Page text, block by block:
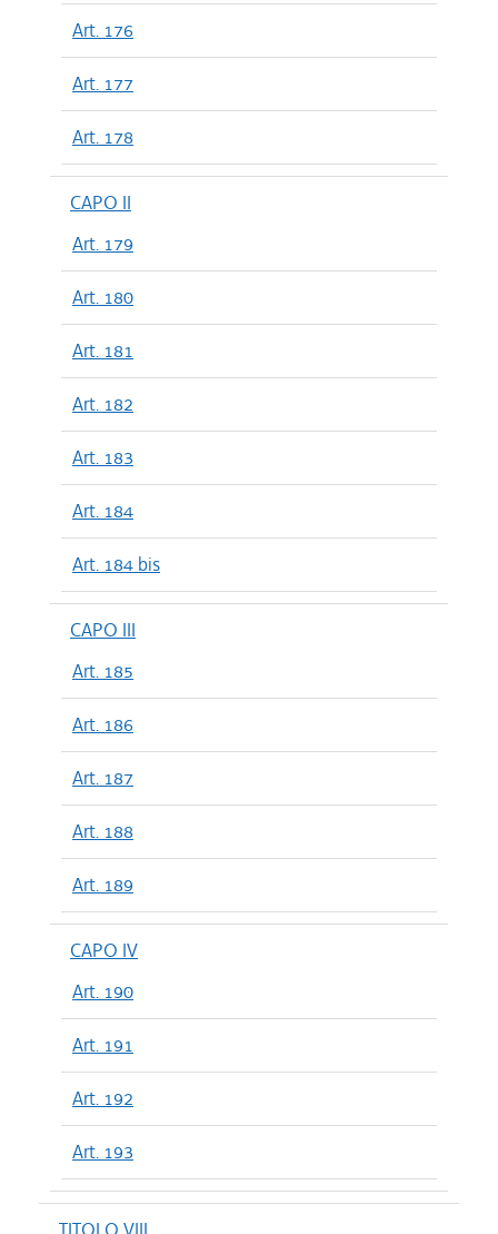
Art. 176
Art. 177
Art. 178
CAPO II
Art. 179
Art. 180
Art. 181
Art. 182
Art. 183
Art. 184
Art. 184 bis
CAPO III
Art. 185
Art. 186
Art. 187
Art. 188
Art. 189
CAPO IV
Art. 190
Art. 191
Art. 192
Art. 193